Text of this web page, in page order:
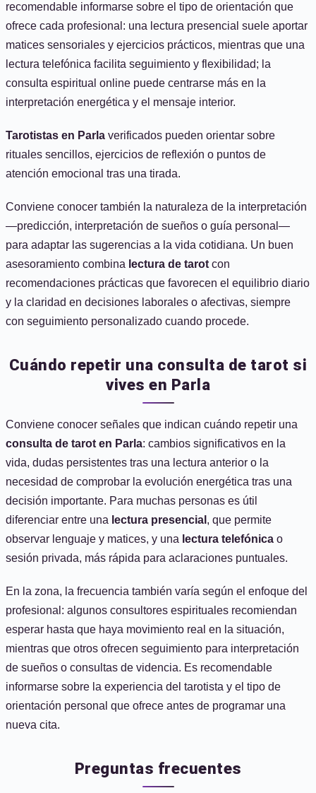
recomendable informarse sobre el tipo de orientación que
ofrece cada profesional: una lectura presencial suele aportar
matices sensoriales y ejercicios prácticos, mientras que una
lectura telefónica facilita seguimiento y flexibilidad; la
consulta espiritual online puede centrarse más en la
interpretación energética y el mensaje interior.
Tarotistas en Parla verificados pueden orientar sobre
rituales sencillos, ejercicios de reflexión o puntos de
atención emocional tras una tirada.
Conviene conocer también la naturaleza de la interpretación
—predicción, interpretación de sueños o guía personal—
para adaptar las sugerencias a la vida cotidiana. Un buen
asesoramiento combina lectura de tarot con
recomendaciones prácticas que favorecen el equilibrio diario
y la claridad en decisiones laborales o afectivas, siempre
con seguimiento personalizado cuando procede.
Cuándo repetir una consulta de tarot si
vives en Parla
Conviene conocer señales que indican cuándo repetir una
consulta de tarot en Parla: cambios significativos en la
vida, dudas persistentes tras una lectura anterior o la
necesidad de comprobar la evolución energética tras una
decisión importante. Para muchas personas es útil
diferenciar entre una lectura presencial , que permite
observar lenguaje y matices, y una lectura telefónica o
sesión privada, más rápida para aclaraciones puntuales.
En la zona, la frecuencia también varía según el enfoque del
profesional: algunos consultores espirituales recomiendan
esperar hasta que haya movimiento real en la situación,
mientras que otros ofrecen seguimiento para interpretación
de sueños o consultas de videncia. Es recomendable
informarse sobre la experiencia del tarotista y el tipo de
orientación personal que ofrece antes de programar una
nueva cita.
Preguntas frecuentes